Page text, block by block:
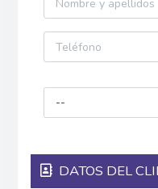
--
DATOS DEL